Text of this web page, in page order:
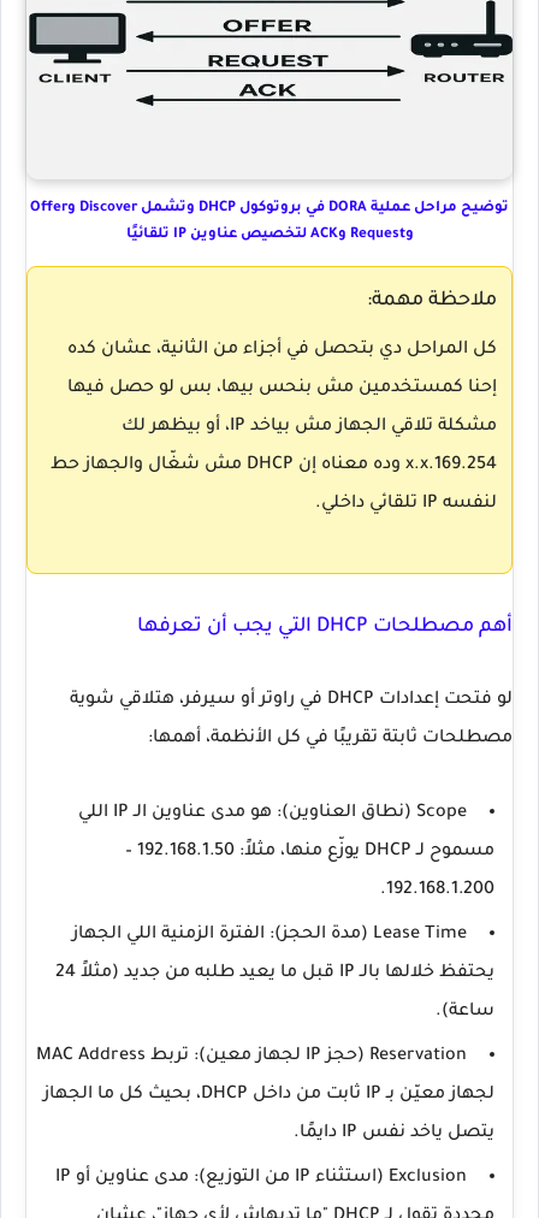
توضيح مراحل عملية DORA في بروتوكول DHCP وتشمل Discover وOffer
وRequest وACK لتخصيص عناوين IP تلقائيًا
ملاحظة مهمة:
كل المراحل دي بتحصل في أجزاء من الثانية، عشان كده
إحنا كمستخدمين مش بنحس بيها، بس لو حصل فيها
مشكلة تلاقي الجهاز مش بياخد IP، أو بيظهر لك
169.254.x.x
وده معناه إن DHCP مش شغّال والجهاز حط
لنفسه IP تلقائي داخلي.
أهم مصطلحات DHCP التي يجب أن تعرفها
لو فتحت إعدادات DHCP في راوتر أو سيرفر، هتلاقي شوية
مصطلحات ثابتة تقريبًا في كل الأنظمة، أهمها:
Scope (نطاق العناوين):
هو مدى عناوين الـ IP اللي
مسموح لـ DHCP يوزّع منها، مثلاً:
192.168.1.50 –
192.168.1.200
.
Lease Time (مدة الحجز):
الفترة الزمنية اللي الجهاز
يحتفظ خلالها بالـ IP قبل ما يعيد طلبه من جديد (مثلاً 24
ساعة).
Reservation (حجز IP لجهاز معين): تربط MAC Address
لجهاز معيّن بـ IP ثابت من داخل DHCP، بحيث كل ما الجهاز
يتصل ياخد نفس IP دايمًا.
Exclusion (استثناء IP من التوزيع):
مدى عناوين أو IP